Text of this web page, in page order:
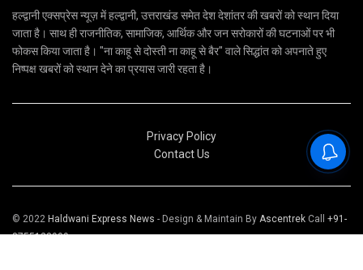
हल्द्वानी एक्सप्रेस न्यूज़ में हल्द्वानी, उत्तराखंड समेत देश देशांतर की खबरों को स्थान दिया
जाता है। साथ ही राजनीतिक, सामाजिक, आर्थिक और जन सरोकारों की घटनाओं पर भी
फोकस किया जाता है। "ना काहू से दोस्ती ना काहू से बैर" वाले सिद्धांत को अपनाते हुए
निष्पक्ष खबरों को स्थान देने का प्रयास जारी रहता है।
Privacy Policy
Contact Us
© 2022 Haldwani Express News - Design & Maintain By Ascentrek Call +91-
8755123999